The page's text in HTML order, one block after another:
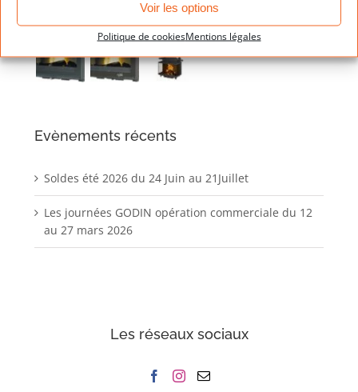
Voir les options
Politique de cookiesMentions légales
Evènements récents
Soldes été 2026 du 24 Juin au 21Juillet
Les journées GODIN opération commerciale du 12
au 27 mars 2026
Les réseaux sociaux